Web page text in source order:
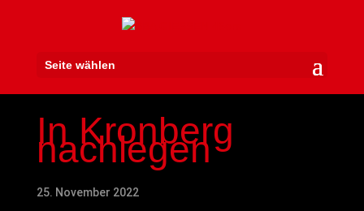
Seite wählen
In Kronberg
nachlegen
25. November 2022